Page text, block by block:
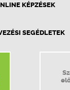
KÉPZÉSEK
SEGÉDLETEK